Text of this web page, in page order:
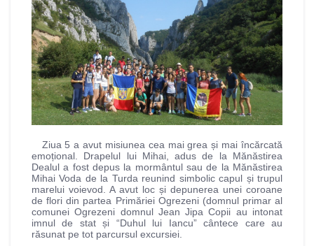
Ziua 5 a avut misiunea cea mai grea și mai încărcată
emoțional. Drapelul lui Mihai, adus de la Mănăstirea
Dealul a fost depus la mormântul sau de la Mănăstirea
Mihai Voda de la Turda reunind simbolic capul și trupul
marelui voievod. A avut loc și depunerea unei coroane
de flori din partea Primăriei Ogrezeni (domnul primar al
comunei Ogrezeni domnul Jean Jipa Copii au intonat
imnul de stat și “Duhul lui Iancu” cântece care au
răsunat pe tot parcursul excursiei.